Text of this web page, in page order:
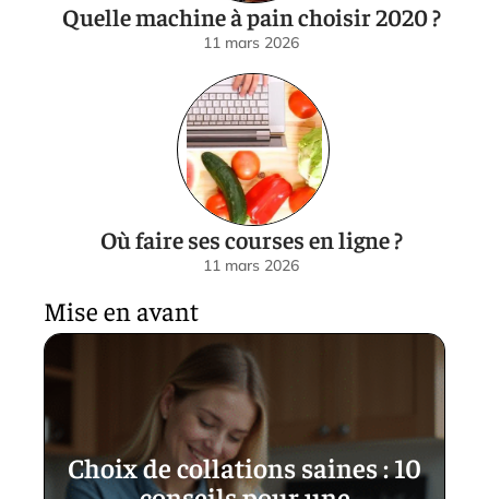
Quelle machine à pain choisir 2020 ?
11 mars 2026
Où faire ses courses en ligne ?
11 mars 2026
Mise en avant
Choix de collations saines : 10